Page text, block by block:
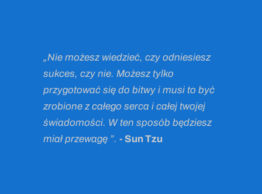
„Nie możesz wiedzieć, czy odniesiesz
sukces, czy nie. Możesz tylko
przygotować się do bitwy i musi to być
zrobione z całego serca i całej twojej
świadomości. W ten sposób będziesz
miał przewagę ”. - Sun Tzu